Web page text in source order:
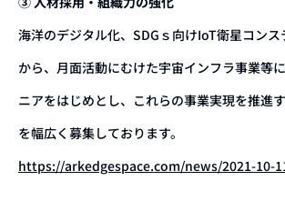
海洋のデジタル化、SDGｓ向けIoT衛星コン
から、月面活動にむけた宇宙インフラ事業等
ニアをはじめとし、これらの事業実現を推進
を幅広く募集しております。
https://arkedgespace.com/news/2021-10-